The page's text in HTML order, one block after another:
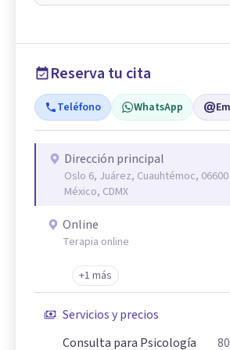
Reserva tu cita
Teléfono WhatsApp
Dirección principal
Oslo 6, Juárez, Cuauhtémoc,
México, CDMX
Online
Terapia online
+1 más
Servicios y precios
Consulta para Psicología